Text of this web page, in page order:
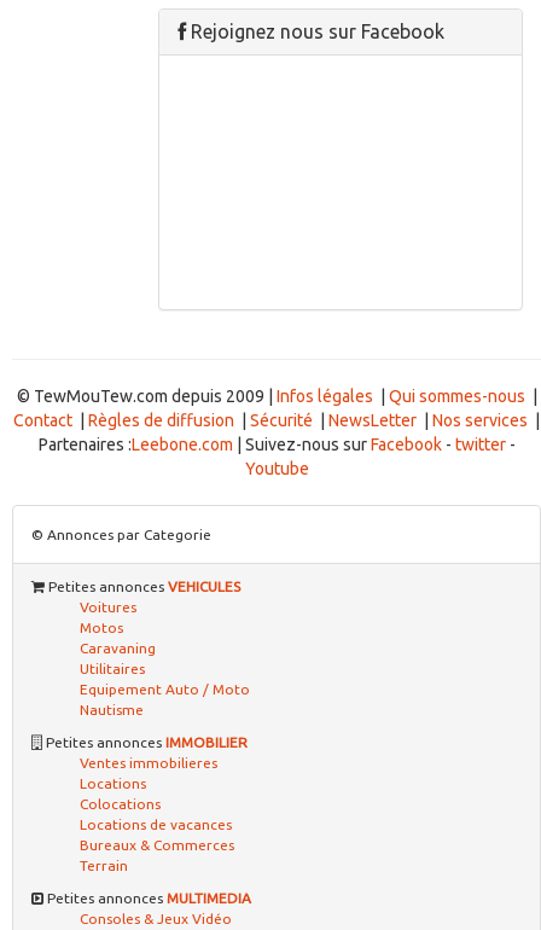
Rejoignez nous sur Facebook
© TewMouTew.com depuis 2009 | Infos légales Qui sommes-nous
Contact
Règles de diffusion Sécurité NewsLetter Nos services
Partenaires :Leebone.com | Suivez-nous surFacebook- twitter-
Youtube
© Annonces par Categorie
Petites annonces VEHICULES
Voitures
Motos
Caravaning
Utilitaires
Equipement Auto / Moto
Nautisme
Petites annonces IMMOBILIER
Ventes immobilieres
Locations
Colocations
Locations de vacances
Bureaux & Commerces
Terrain
Petites annonces MULTIMEDIA
Consoles & Jeux Vidéo